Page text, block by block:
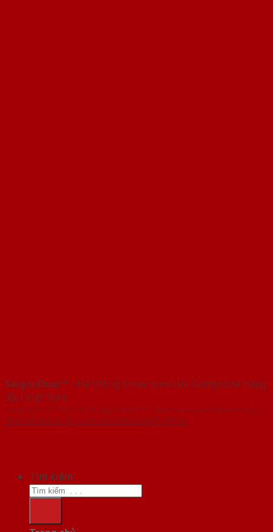
SaigonDoor™ - Hệ thống Showroom cửa Composite hàng
đầu Việt Nam
Copyright ⓒ 2016 – 2026 SaigonDoor™ - www.cuanhuacomposite.org |
Thiết kế Web & Vận hành bởi CÔNG NGHỆ VIỆT JSC
Tìm kiếm: